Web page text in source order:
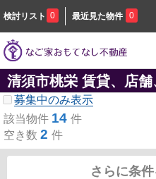
検討リスト 0 最近見た物件 0
清須市桃栄 賃貸、店
募集中のみ表示
該当物件 14 件
空き数 2 件
さらに条